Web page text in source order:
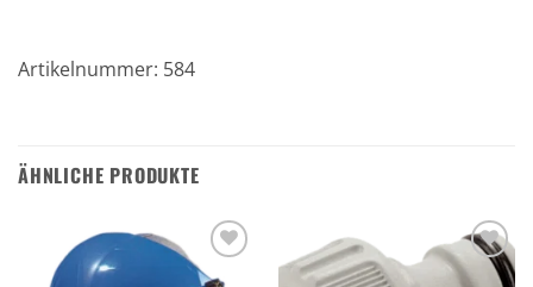
Artikelnummer: 584
ÄHNLICHE PRODUKTE
Zu den
Zu den